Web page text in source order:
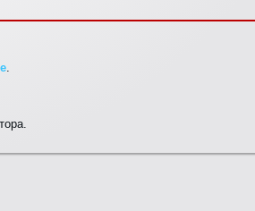
.